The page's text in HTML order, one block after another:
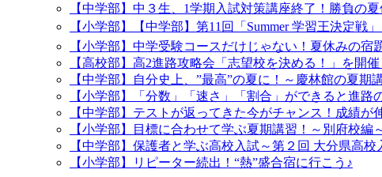
【中学部】中３生、1学期入試対策講座終了！勝負の夏
【小学部】【中学部】第11回「Summer 学習王決定戦
【小学部】中学受験コースだけじゃない！夏休みの宿
【高校部】高2進路攻略会「志望校を決める！」を開催
【中学部】自分史上、”最高”の夏に！～慶林館の夏期
【小学部】「分数」「速さ」「割合」ができると進
【中学部】テストが返ってきた今がチャンス！成績が
【小学部】目標に合わせて学ぶ夏期講習！～別府校編
【中学部】保護者と学ぶ高校入試～第２回 大分県高校
【小学部】リピーター続出！“熱”盛合宿に行こう♪